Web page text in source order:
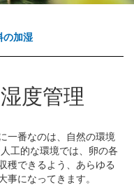
の加湿
度管理
一番なのは、自然の環境
工的な環境では、卵の各
穫できるよう、あらゆる
事になってきます。